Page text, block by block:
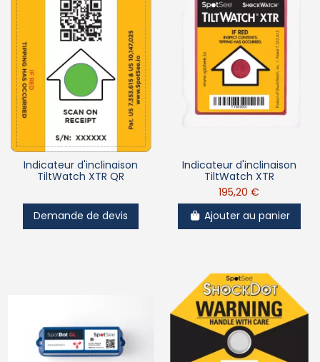
Indicateur d'inclinaison
TiltWatch XTR QR
Demande de devis
Indicateur d'inclinaison
TiltWatch XTR
195,20 €
Ajouter au panier